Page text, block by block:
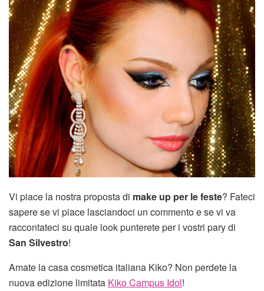
Vi piace la nostra proposta di make up per le feste? Fateci
sapere se vi piace lasciandoci un commento e se vi va
raccontateci su quale look punterete per i vostri pary di
San Silvestro!
Amate la casa cosmetica italiana Kiko? Non perdete la
nuova edizione limitata Kiko Campus Idol!